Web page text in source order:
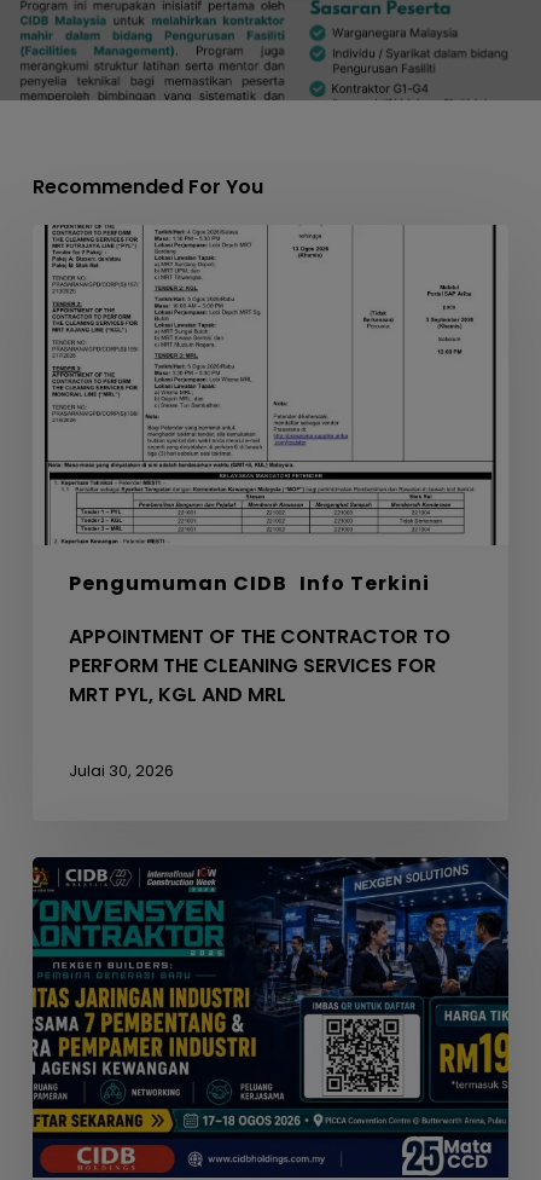
Recommended For You
Pengumuman CIDB Info Terkini
APPOINTMENT
OF
THE
CONTRACTOR
TO
PERFORM
THE
SERVICES
FOR
APPOINTMENT OF THE CONTRACTOR TO
PERFORM THE CLEANING SERVICES FOR
MRT PYL, KGL AND MRL
Julai 30, 2026
Seminar
Konvensyen
Kontraktor
2026